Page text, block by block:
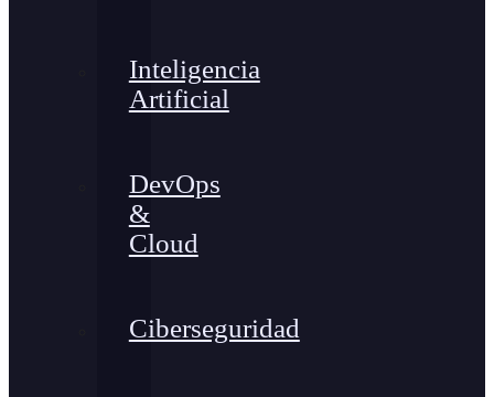
Inteligencia
Artificial
DevOps
&
Cloud
Ciberseguridad